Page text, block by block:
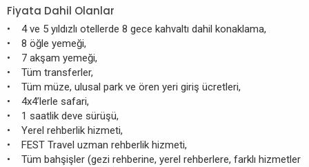
Fiyata Dahil Olanlar
• 4 ve 5 yıldızlı otellerde 8 gece kahvaltı dahil konaklama,
• 8 öğle yemeği,
• 7 akşam yemeği,
• Tüm transferler,
• Tüm müze, ulusal park ve ören yeri giriş ücretleri,
• 4x4’lerle safari,
• 1 saatlik deve sürüşü,
• Yerel rehberlik hizmeti,
• FEST Travel uzman rehberlik hizmeti,
• Tüm bahşişler (gezi rehberine, yerel rehberlere, farklı hizmetler